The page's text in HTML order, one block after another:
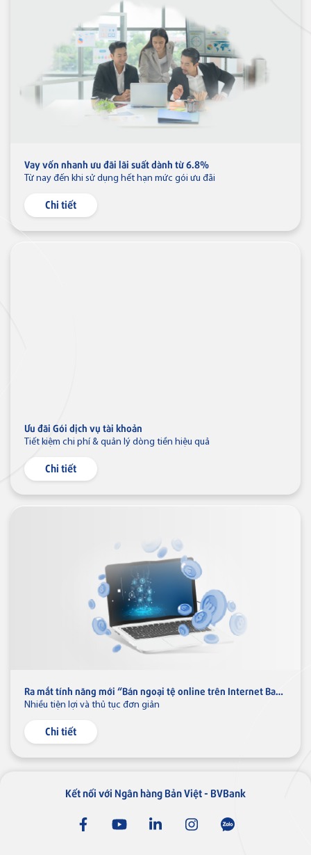
Vay vốn nhanh ưu đãi lãi suất dành từ 6.8%
Từ nay đến khi sử dụng hết hạn mức gói ưu đãi
Chi tiết
Ưu đãi Gói dịch vụ tài khoản
Tiết kiệm chi phí & quản lý dòng tiền hiệu quả
Chi tiết
Ra mắt tính năng mới “Bán ngoại tệ online trên Internet Banking tại Ngân hàng Bản Việt”
Nhiều tiện lợi và thủ tục đơn giản
Chi tiết
Thẻ JCB
Thẻ tín dụng
Thẻ tín dụng BVBank JCB Cheer
Thẻ tín dụng
Thẻ tín dụng BVBank JCB Sense
Thẻ tín dụng
Thẻ tín dụng BVBank JCB Ms.
Thẻ tín dụng
Kết nối với Ngân hàng Bản Việt - BVBank